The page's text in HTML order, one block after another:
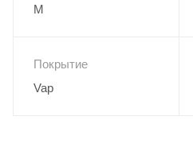
M
Покрытие
Vap